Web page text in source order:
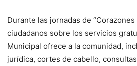
Durante las jornadas de
ciudadanos sobre los servicios
Municipal ofrece a la comunidad,
jurídica, cortes de cabello,